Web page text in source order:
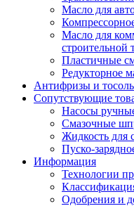
Масло для
Масло для
строительной
Пластичные
Редукторное
Антифризы и
Сопутствующие
Насосы
Смазочные
Жидкость для
Пуско-
Информация
Технологии
Одобрения и